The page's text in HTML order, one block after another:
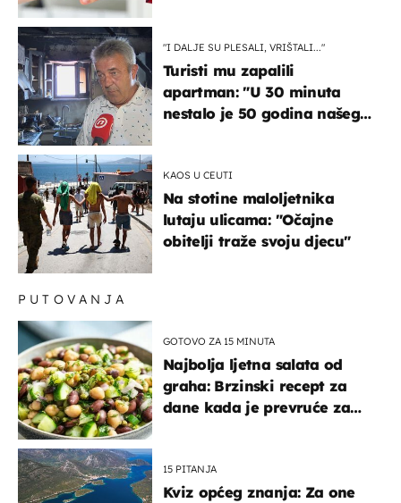
"I DALJE SU PLESALI, VRIŠTALI..."
Turisti mu zapalili
apartman: "U 30 minuta
nestalo je 50 godina našeg
KAOS U CEUTI
Na stotine maloljetnika
lutaju ulicama: "Očajne
obitelji traže svoju djecu"
PUTOVANJA
GOTOVO ZA 15 MINUTA
Najbolja ljetna salata od
graha: Brzinski recept za
dane kada je prevruće za
15 PITANJA
Kviz općeg znanja: Za one